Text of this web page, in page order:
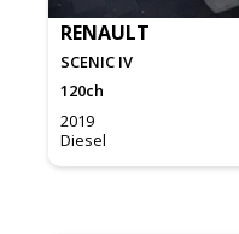
RENAULT
SCENIC IV
120ch
2019
Diesel